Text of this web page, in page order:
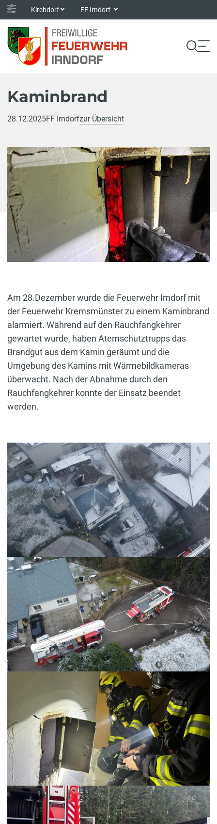
Kirchdorf FF Irndorf
Kaminbrand
28.12.2025FF Irndorfzur Übersicht
Am 28.Dezember wurde die Feuerwehr Irndorf mit
der Feuerwehr Kremsmünster zu einem Kaminbrand
alarmiert. Während auf den Rauchfangkehrer
gewartet wurde, haben Atemschutztrupps das
Brandgut aus dem Kamin geräumt und die
Umgebung des Kamins mit Wärmebildkameras
überwacht. Nach der Abnahme durch den
Rauchfangkehrer konnte der Einsatz beendet
werden.